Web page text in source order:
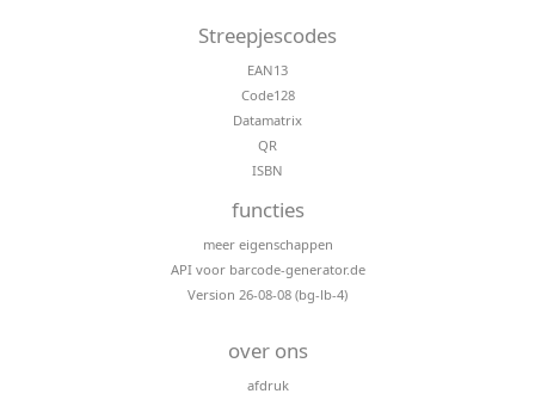
Streepjescodes
EAN13
Code128
Datamatrix
QR
ISBN
functies
meer eigenschappen
API voor barcode-generator.de
Version 26-08-08 (bg-lb-4)
over ons
afdruk